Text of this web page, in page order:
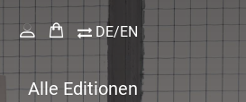
DE/EN
Alle Editionen